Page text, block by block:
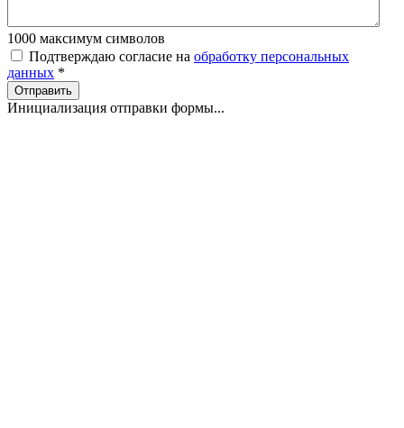
1000 максимум символов
Подтверждаю согласие на обработку персональных
данных *
Отправить
Инициализация отправки формы...